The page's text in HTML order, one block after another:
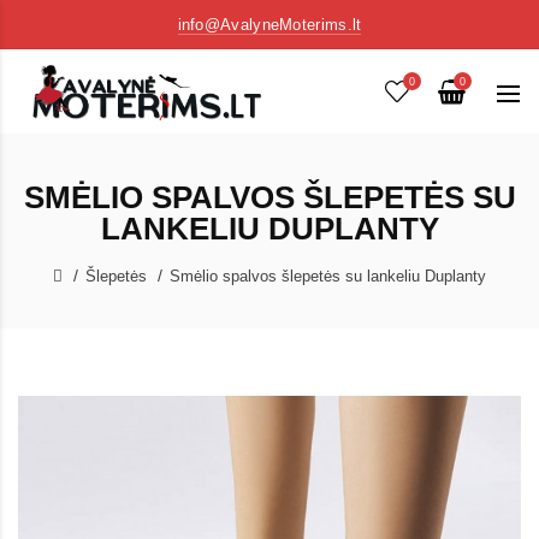
info@AvalyneMoterims.lt
0 0
SMĖLIO SPALVOS ŠLEPETĖS SU
LANKELIU DUPLANTY
Šlepetės Smėlio spalvos šlepetės su lankeliu Duplanty